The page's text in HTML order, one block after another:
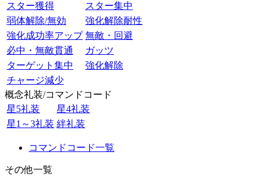
スター獲得
スター集中
弱体解除/無効
強化解除耐性
強化成功率アップ 無敵・回避
必中・無敵貫通
ガッツ
ターゲット集中
強化解除
チャージ減少
概念礼装/コマンドコード
星5礼装
星4礼装
星1～3礼装 絆礼装
コマンドコード一覧
その他一覧